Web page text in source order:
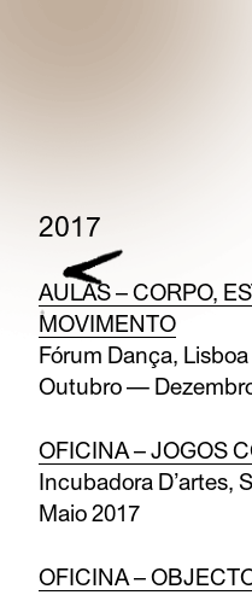
2017
AULAS – CORPO,
MOVIMENTO
Fórum Dança, Lisboa
Outubro —
OFICINA – JOGOS
Incubadora D’artes,
Maio 2017
OFICINA –